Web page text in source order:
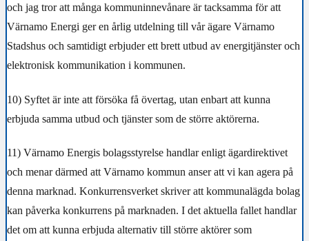
och jag tror att många kommuninnevånare är tacksamma för att
Värnamo Energi ger en årlig utdelning till vår ägare Värnamo
Stadshus och samtidigt erbjuder ett brett utbud av energitjänster och
elektronisk kommunikation i kommunen.
10) Syftet är inte att försöka få övertag, utan enbart att kunna
erbjuda samma utbud och tjänster som de större aktörerna.
11) Värnamo Energis bolagsstyrelse handlar enligt ägardirektivet
och menar därmed att Värnamo kommun anser att vi kan agera på
denna marknad. Konkurrensverket skriver att kommunalägda bolag
kan påverka konkurrens på marknaden. I det aktuella fallet handlar
det om att kunna erbjuda alternativ till större aktörer som